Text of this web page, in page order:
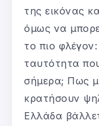
της εικόνας
όμως να
το πιο
ταυτότητα
σήμερα; Πως
κρατήσουν
Ελλάδα